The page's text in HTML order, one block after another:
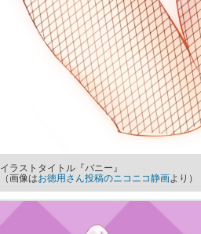
イラストタイトル『バニー』
（画像はお徳用さん投稿のニコニコ静画より）